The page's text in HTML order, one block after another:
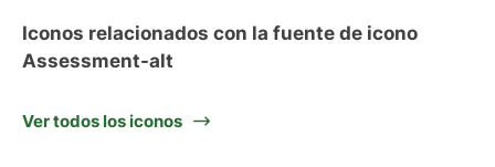
Iconos relacionados con la fuente de icono
Assessment-alt
Ver todos los iconos